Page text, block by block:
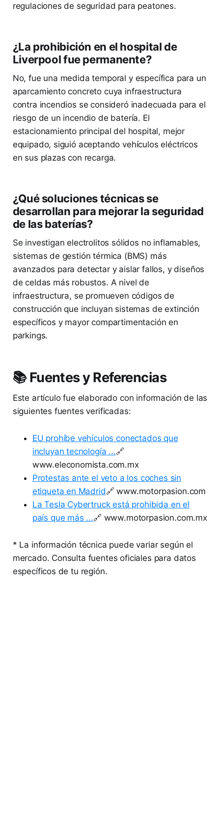
regulaciones de seguridad para peatones.
¿La prohibición en el hospital de
Liverpool fue permanente?
No, fue una medida temporal y específica para un
aparcamiento concreto cuya infraestructura
contra incendios se consideró inadecuada para el
riesgo de un incendio de batería. El
estacionamiento principal del hospital, mejor
equipado, siguió aceptando vehículos eléctricos
en sus plazas con recarga.
¿Qué soluciones técnicas se
desarrollan para mejorar la seguridad
de las baterías?
Se investigan electrolitos sólidos no inflamables,
sistemas de gestión térmica (BMS) más
avanzados para detectar y aislar fallos, y diseños
de celdas más robustos. A nivel de
infraestructura, se promueven códigos de
construcción que incluyan sistemas de extinción
específicos y mayor compartimentación en
parkings.
📚 Fuentes y Referencias
Este artículo fue elaborado con información de las
siguientes fuentes verificadas:
EU prohíbe vehículos conectados que
incluyan tecnología ...🔗
www.eleconomista.com.mx
Protestas ante el veto a los coches sin
etiqueta en Madrid🔗 www.motorpasion.com
La Tesla Cybertruck está prohibida en el
país que más ...🔗 www.motorpasion.com.mx
* La información técnica puede variar según el
mercado. Consulta fuentes oficiales para datos
específicos de tu región.